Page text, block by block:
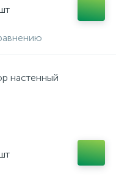
настенный